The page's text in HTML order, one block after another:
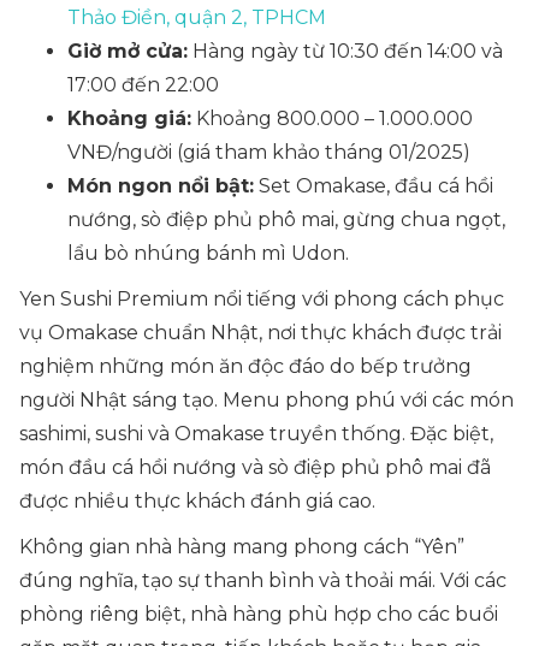
Thảo Điền, quận 2, TPHCM
Giờ mở cửa: Hàng ngày từ 10:30 đến 14:00 và
17:00 đến 22:00
Khoảng giá: Khoảng 800.000 – 1.000.000
VNĐ/người (giá tham khảo tháng 01/2025)
Món ngon nổi bật: Set Omakase, đầu cá hồi
nướng, sò điệp phủ phô mai, gừng chua ngọt,
lẩu bò nhúng bánh mì Udon.
Yen Sushi Premium nổi tiếng với phong cách phục
vụ Omakase chuẩn Nhật, nơi thực khách được trải
nghiệm những món ăn độc đáo do bếp trưởng
người Nhật sáng tạo. Menu phong phú với các món
sashimi, sushi và Omakase truyền thống. Đặc biệt,
món đầu cá hồi nướng và sò điệp phủ phô mai đã
được nhiều thực khách đánh giá cao.
Không gian nhà hàng mang phong cách “Yên”
đúng nghĩa, tạo sự thanh bình và thoải mái. Với các
phòng riêng biệt, nhà hàng phù hợp cho các buổi